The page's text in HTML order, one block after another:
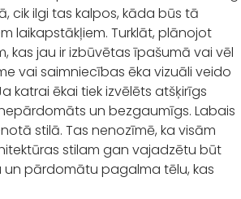
cik ilgi tas kalpos, kāda būs tā
laikapstākļiem. Turklāt, plānojot
jau ir izbūvētas īpašumā vai vēl
vai saimniecības ēka vizuāli veido
ēkai tiek izvēlēts atšķirīgs
un bezgaumīgs. Labais
stilā. Tas nenozīmē, ka visām
stilam gan vajadzētu būt
pārdomātu pagalma tēlu, kas